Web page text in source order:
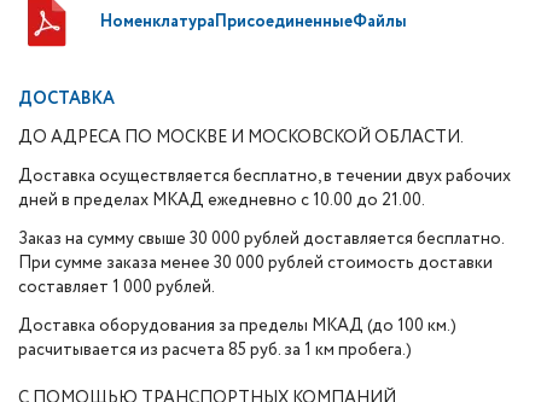
НоменклатураПрисоединенныеФайлы
ДОСТАВКА
ДО АДРЕСА ПО МОСКВЕ И МОСКОВСКОЙ ОБЛАСТИ.
Доставка осуществляется бесплатно, в течении двух рабочих
дней в пределах МКАД ежедневно с 10.00 до 21.00.
Заказ на сумму свыше 30 000 рублей доставляется бесплатно.
При сумме заказа менее 30 000 рублей стоимость доставки
составляет 1 000 рублей.
Доставка оборудования за пределы МКАД (до 100 км.)
расчитывается из расчета 85 руб. за 1 км пробега.)